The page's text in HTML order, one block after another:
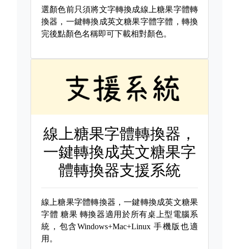
選顏色前只須將文字轉換成線上糖果字體轉
換器，一鍵轉換成英文糖果字體字體，轉換
完後點顏色名稱即可下載相對顏色。
線上糖果字體轉換器，
一鍵轉換成英文糖果字
體轉換器支援系統
線上糖果字體轉換器，一鍵轉換成英文糖果
字體 糖果 轉換器適用於所有桌上型電腦系
統，包含Windows+Mac+Linux 手機版也適
用。